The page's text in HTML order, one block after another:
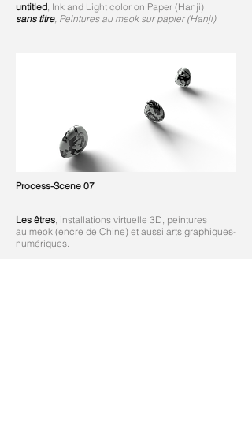
untitled, Ink and Light color on Paper (Hanji)
sans titre, Peintures au meok sur papier (Hanji)
Process-Scene 07
Les êtres, installations virtuelle 3D, peintures
au meok (encre de Chine) et aussi arts graphiques-
numériques.